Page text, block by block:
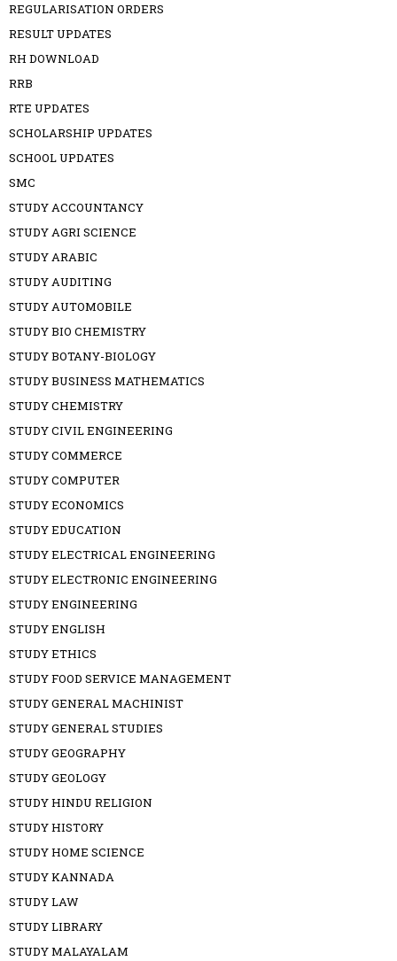
REGULARISATION ORDERS
RESULT UPDATES
RH DOWNLOAD
RRB
RTE UPDATES
SCHOLARSHIP UPDATES
SCHOOL UPDATES
SMC
STUDY ACCOUNTANCY
STUDY AGRI SCIENCE
STUDY ARABIC
STUDY AUDITING
STUDY AUTOMOBILE
STUDY BIO CHEMISTRY
STUDY BOTANY-BIOLOGY
STUDY BUSINESS MATHEMATICS
STUDY CHEMISTRY
STUDY CIVIL ENGINEERING
STUDY COMMERCE
STUDY COMPUTER
STUDY ECONOMICS
STUDY EDUCATION
STUDY ELECTRICAL ENGINEERING
STUDY ELECTRONIC ENGINEERING
STUDY ENGINEERING
STUDY ENGLISH
STUDY ETHICS
STUDY FOOD SERVICE MANAGEMENT
STUDY GENERAL MACHINIST
STUDY GENERAL STUDIES
STUDY GEOGRAPHY
STUDY GEOLOGY
STUDY HINDU RELIGION
STUDY HISTORY
STUDY HOME SCIENCE
STUDY KANNADA
STUDY LAW
STUDY LIBRARY
STUDY MALAYALAM